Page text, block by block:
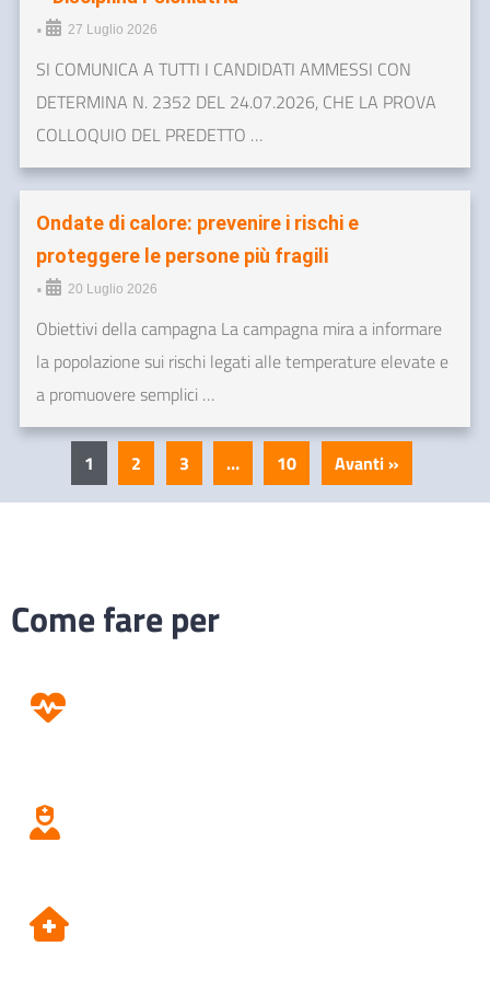
• 27 Luglio 2026
SI COMUNICA A TUTTI I CANDIDATI AMMESSI CON
DETERMINA N. 2352 DEL 24.07.2026, CHE LA PROVA
COLLOQUIO DEL PREDETTO …
Ondate di calore: prevenire i rischi e
proteggere le persone più fragili
• 20 Luglio 2026
Obiettivi della campagna La campagna mira a informare
la popolazione sui rischi legati alle temperature elevate e
a promuovere semplici …
1 2 3 … 10 Avanti »
Come fare per